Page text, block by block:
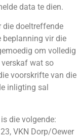
data te dien.
die doeltreffende
beplanning vir die
om volledig
wat so
voorskrifte van die
inligting sal
die volgende:
VKN Dorp/Oewer